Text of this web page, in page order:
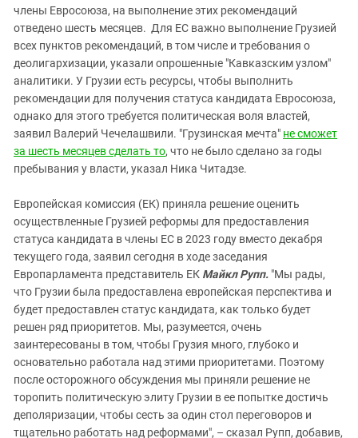
члены Евросоюза, на выполнение этих рекомендаций
отведено шесть месяцев. Для ЕС важно выполнение Грузией
всех пунктов рекомендаций, в том числе и требования о
деолигархизации, указали опрошенные "Кавказским узлом"
аналитики. У Грузии есть ресурсы, чтобы выполнить
рекомендации для получения статуса кандидата Евросоюза,
однако для этого требуется политическая воля властей,
заявил Валерий Чечелашвили. "Грузинская мечта" не сможет
за шесть месяцев сделать то, что не было сделано за годы
пребывания у власти, указал Ника Читадзе.
Европейская комиссия (ЕК) приняла решение оценить
осуществленные Грузией реформы для предоставления
статуса кандидата в члены ЕС в 2023 году вместо декабря
текущего года, заявил сегодня в ходе заседания
Европарламента представитель ЕК Майкл Рупп. "Мы рады,
что Грузии была предоставлена ​​европейская перспектива и
будет предоставлен статус кандидата, как только будет
решен ряд приоритетов. Мы, разумеется, очень
заинтересованы в том, чтобы Грузия много, глубоко и
основательно работала над этими приоритетами. Поэтому
после осторожного обсуждения мы приняли решение не
торопить политическую элиту Грузии в ее попытке достичь
деполяризации, чтобы сесть за один стол переговоров и
тщательно работать над реформами", – сказал Рупп, добавив,